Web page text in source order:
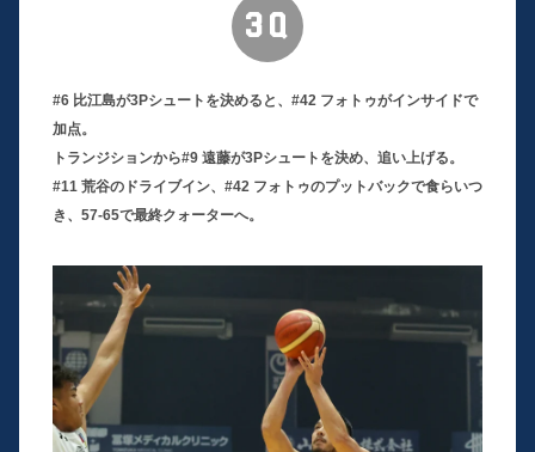
3Q
#6 比江島が3Pシュートを決めると、#42 フォトゥがインサイドで
加点。
トランジションから#9 遠藤が3Pシュートを決め、追い上げる。
#11 荒谷のドライブイン、#42 フォトゥのプットバックで食らいつ
き、57-65で最終クォーターへ。